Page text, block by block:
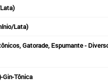
Lata)
Gatorade, Espumante -
Gin-Tônica